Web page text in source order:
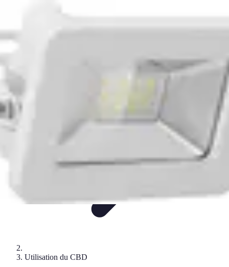
Utilisation du CBD